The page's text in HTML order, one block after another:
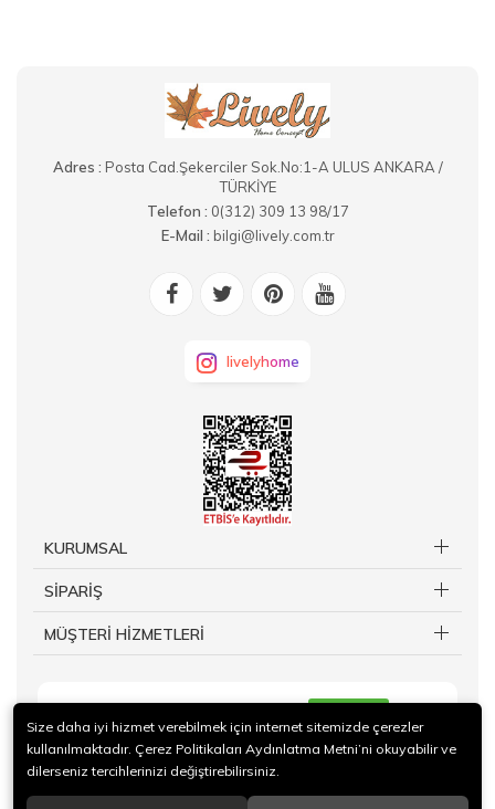
Adres : Posta Cad.Şekerciler Sok.No:1-A ULUS ANKARA /
TÜRKİYE
Telefon : 0(312) 309 13 98/17
E-Mail : bilgi@lively.com.tr
livelyhome
KURUMSAL
SİPARİŞ
MÜŞTERİ HİZMETLERİ
Size daha iyi hizmet verebilmek için internet sitemizde çerezler
kullanılmaktadır. Çerez Politikaları Aydınlatma Metni’ni okuyabilir ve
dilerseniz tercihlerinizi değiştirebilirsiniz.